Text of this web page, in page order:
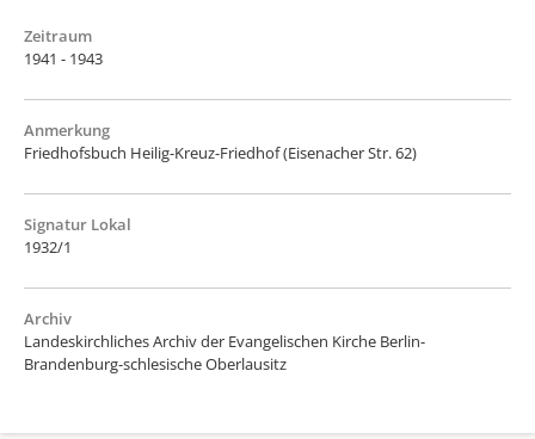
Zeitraum
1941 - 1943
Anmerkung
Friedhofsbuch Heilig-Kreuz-Friedhof (Eisenacher Str. 62)
Signatur Lokal
1932/1
Archiv
Landeskirchliches Archiv der Evangelischen Kirche Berlin-
Brandenburg-schlesische Oberlausitz